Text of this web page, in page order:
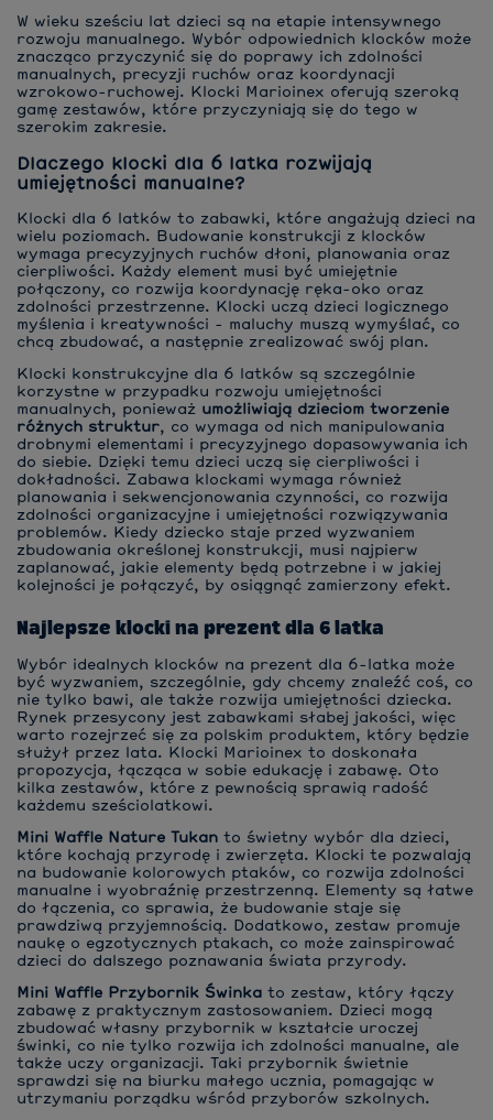
W wieku sześciu lat dzieci są na etapie intensywnego
rozwoju manualnego. Wybór odpowiednich klocków może
znacząco przyczynić się do poprawy ich zdolności
manualnych, precyzji ruchów oraz koordynacji
wzrokowo-ruchowej. Klocki Marioinex oferują szeroką
gamę zestawów, które przyczyniają się do tego w
szerokim zakresie.
Dlaczego klocki dla 6 latka rozwijają
umiejętności manualne?
Klocki dla 6 latków to zabawki, które angażują dzieci na
wielu poziomach. Budowanie konstrukcji z klocków
wymaga precyzyjnych ruchów dłoni, planowania oraz
cierpliwości. Każdy element musi być umiejętnie
połączony, co rozwija koordynację ręka-oko oraz
zdolności przestrzenne. Klocki uczą dzieci logicznego
myślenia i kreatywności - maluchy muszą wymyślać, co
chcą zbudować, a następnie zrealizować swój plan.
Klocki konstrukcyjne dla 6 latków są szczególnie
korzystne w przypadku rozwoju umiejętności
manualnych, ponieważ umożliwiają dzieciom tworzenie
różnych struktur, co wymaga od nich manipulowania
drobnymi elementami i precyzyjnego dopasowywania ich
do siebie. Dzięki temu dzieci uczą się cierpliwości i
dokładności. Zabawa klockami wymaga również
planowania i sekwencjonowania czynności, co rozwija
zdolności organizacyjne i umiejętności rozwiązywania
problemów. Kiedy dziecko staje przed wyzwaniem
zbudowania określonej konstrukcji, musi najpierw
zaplanować, jakie elementy będą potrzebne i w jakiej
kolejności je połączyć, by osiągnąć zamierzony efekt.
Najlepsze klocki na prezent dla 6 latka
Wybór idealnych klocków na prezent dla 6-latka może
być wyzwaniem, szczególnie, gdy chcemy znaleźć coś, co
nie tylko bawi, ale także rozwija umiejętności dziecka.
Rynek przesycony jest zabawkami słabej jakości, więc
warto rozejrzeć się za polskim produktem, który będzie
służył przez lata. Klocki Marioinex to doskonała
propozycja, łącząca w sobie edukację i zabawę. Oto
kilka zestawów, które z pewnością sprawią radość
każdemu sześciolatkowi.
Mini Waffle Nature Tukan to świetny wybór dla dzieci,
które kochają przyrodę i zwierzęta. Klocki te pozwalają
na budowanie kolorowych ptaków, co rozwija zdolności
manualne i wyobraźnię przestrzenną. Elementy są łatwe
do łączenia, co sprawia, że budowanie staje się
prawdziwą przyjemnością. Dodatkowo, zestaw promuje
naukę o egzotycznych ptakach, co może zainspirować
dzieci do dalszego poznawania świata przyrody.
Mini Waffle Przybornik Świnka to zestaw, który łączy
zabawę z praktycznym zastosowaniem. Dzieci mogą
zbudować własny przybornik w kształcie uroczej
świnki, co nie tylko rozwija ich zdolności manualne, ale
także uczy organizacji. Taki przybornik świetnie
sprawdzi się na biurku małego ucznia, pomagając w
utrzymaniu porządku wśród przyborów szkolnych.